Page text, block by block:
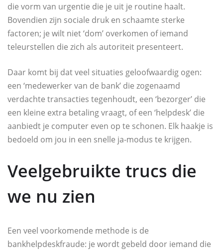
die vorm van urgentie die je uit je routine haalt.
Bovendien zijn sociale druk en schaamte sterke
factoren; je wilt niet ‘dom’ overkomen of iemand
teleurstellen die zich als autoriteit presenteert.
Daar komt bij dat veel situaties geloofwaardig ogen:
een ‘medewerker van de bank’ die zogenaamd
verdachte transacties tegenhoudt, een ‘bezorger’ die
een kleine extra betaling vraagt, of een ‘helpdesk’ die
aanbiedt je computer even op te schonen. Elk haakje is
bedoeld om jou in een snelle ja-modus te krijgen.
Veelgebruikte trucs die
we nu zien
Een veel voorkomende methode is de
bankhelpdeskfraude: je wordt gebeld door iemand die